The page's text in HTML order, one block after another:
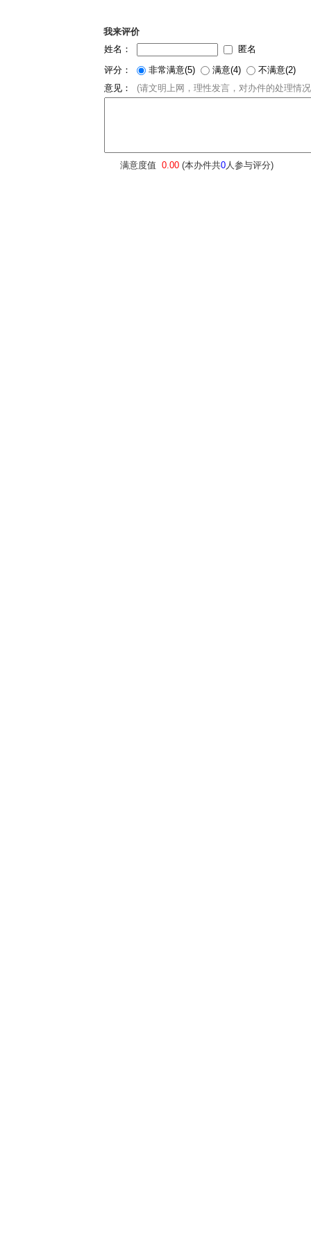
我来评价
姓名：
匿名
评分：
非常满意(5) 满意(4)
不满意(2)
意见： (请文明上网，理性发言，对办件的处理情
满意度值 0.00(本办件共0人参与评分)